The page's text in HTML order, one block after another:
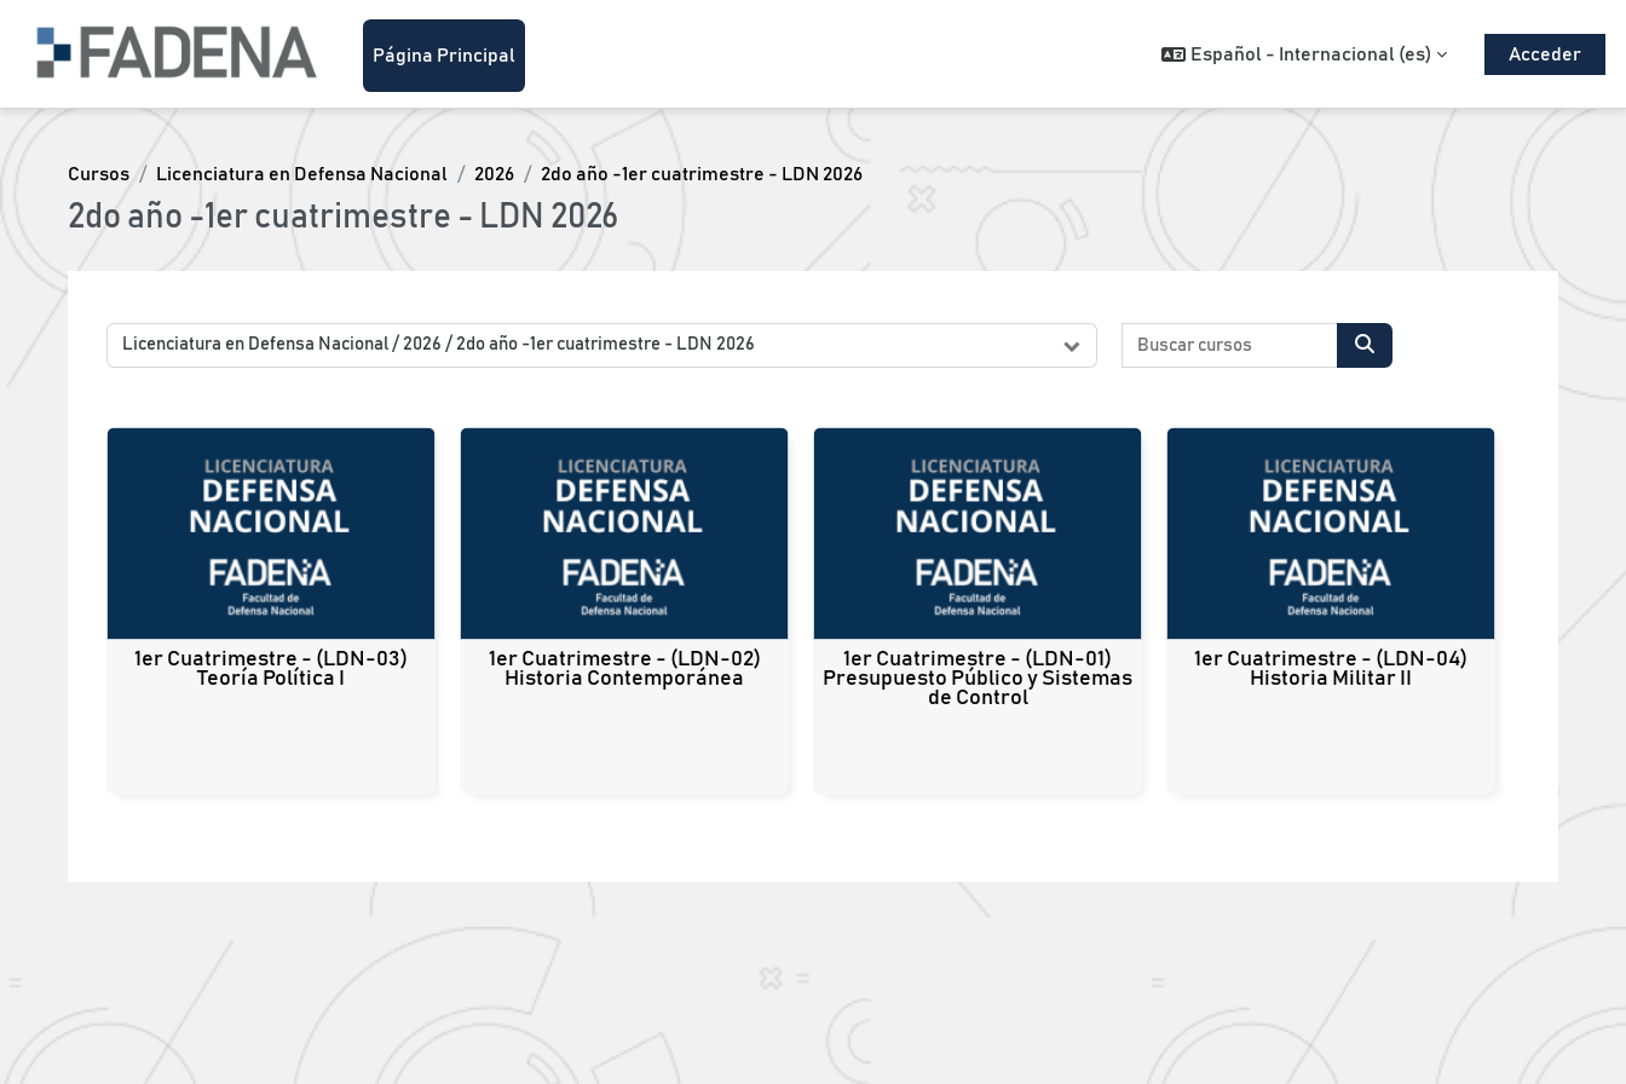
Página Principal Español - Internacional ‎(es)‎ Acceder
Cursos Licenciatura en Defensa Nacional 2026 2do año -1er cuatrimestre - LDN 2026
2do año -1er cuatrimestre - LDN 2026
Buscar cursos
Buscar cursos
1er Cuatrimestre - (LDN-03)
Teoría Política I
1er Cuatrimestre - (LDN-02)
Historia Contemporánea
1er Cuatrimestre - (LDN-01)
Presupuesto Público y Sistemas
de Control
1er Cuatrimestre - (LDN-04)
Historia Militar II